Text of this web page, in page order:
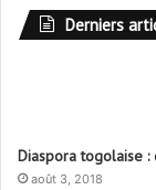
Derniers
Diaspora togolaise
août 3, 2018